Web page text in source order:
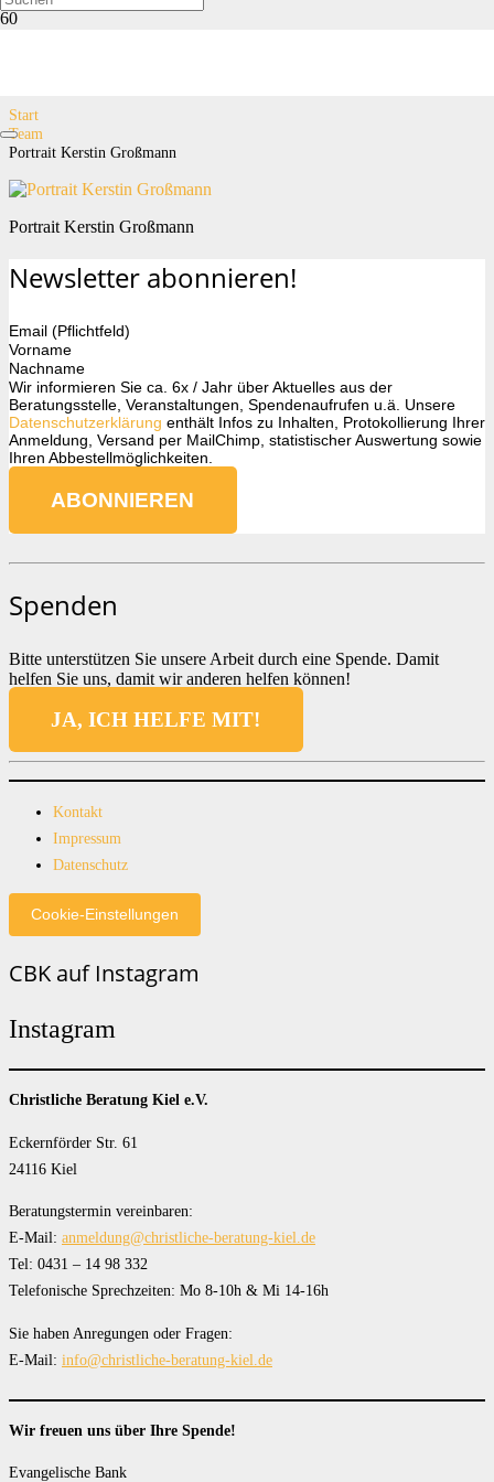
Start
Team
Portrait Kerstin Großmann
Portrait Kerstin Großmann
Newsletter abonnieren!
Email (Pflichtfeld)
Vorname
Nachname
Wir informieren Sie ca. 6x / Jahr über Aktuelles aus der
Beratungsstelle, Veranstaltungen, Spendenaufrufen u.ä. Unsere
Datenschutzerklärung enthält Infos zu Inhalten, Protokollierung Ihrer
Anmeldung, Versand per MailChimp, statistischer Auswertung sowie
Ihren Abbestellmöglichkeiten.
Spenden
Bitte unterstützen Sie unsere Arbeit durch eine Spende. Damit
helfen Sie uns, damit wir anderen helfen können!
JA, ICH HELFE MIT!
Kontakt
Impressum
Datenschutz
Cookie-Einstellungen
CBK auf Instagram
Instagram
Christliche Beratung Kiel e.V.
Eckernförder Str. 61
24116 Kiel
Beratungstermin vereinbaren:
E-Mail: anmeldung@christliche-beratung-kiel.de
Tel: 0431 – 14 98 332
Telefonische Sprechzeiten: Mo 8-10h & Mi 14-16h
Sie haben Anregungen oder Fragen:
E-Mail: info@christliche-beratung-kiel.de
Wir freuen uns über Ihre Spende!
Evangelische Bank